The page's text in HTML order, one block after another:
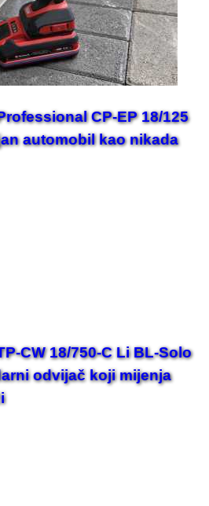
CP-EP 18/125
automobil kao nikada
CW 18/750-C Li BL-Solo
odvijač koji mijenja